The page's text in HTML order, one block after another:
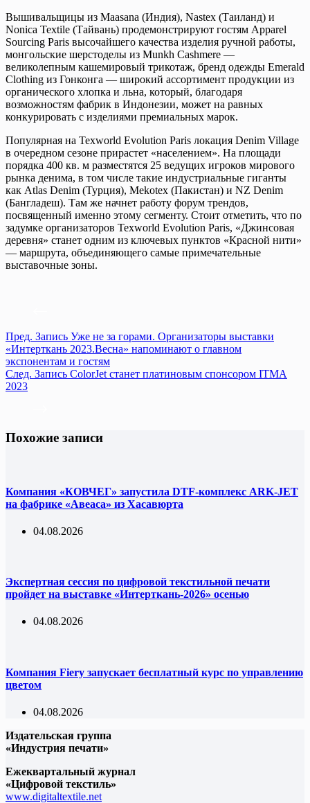
Вышивальщицы из Maasana (Индия), Nastex (Таиланд) и
Nonica Textile (Тайвань) продемонстрируют гостям Apparel
Sourcing Paris высочайшего качества изделия ручной работы,
монгольские шерстоделы из Munkh Cashmere —
великолепным кашемировый трикотаж, бренд одежды Emerald
Clothing из Гонконга — широкий ассортимент продукции из
органического хлопка и льна, который, благодаря
возможностям фабрик в Индонезии, может на равных
конкурировать с изделиями премиальных марок.
Популярная на Texworld Evolution Paris локация Denim Village
в очередном сезоне прирастет «населением». На площади
порядка 400 кв. м разместятся 25 ведущих игроков мирового
рынка денима, в том числе такие индустриальные гиганты
как Atlas Denim (Турция), Mekotex (Пакистан) и NZ Denim
(Бангладеш). Там же начнет работу форум трендов,
посвященный именно этому сегменту. Стоит отметить, что по
задумке организаторов Texworld Evolution Paris, «Джинсовая
деревня» станет одним из ключевых пунктов «Красной нити»
— маршрута, объединяющего самые примечательные
выставочные зоны.
Пред. Запись Уже не за горами. Организаторы выставки
«Интерткань 2023.Весна» напоминают о главном
экспонентам и гостям
След. Запись ColorJet станет платиновым спонсором ITMA
2023
Похожие записи
Компания «КОВЧЕГ» запустила DTF-комплекс ARK-JET
на фабрике «Авеаса» из Хасавюрта
04.08.2026
Экспертная сессия по цифровой текстильной печати
пройдет на выставке «Интерткань-2026» осенью
04.08.2026
Компания Fiery запускает бесплатный курс по управлению
цветом
04.08.2026
Издательская группа
«Индустрия печати»
Ежеквартальный журнал
«Цифровой текстиль»
www.digitaltextile.net